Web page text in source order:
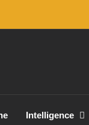
Intelligence